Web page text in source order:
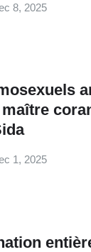
8, 2025
1, 2025